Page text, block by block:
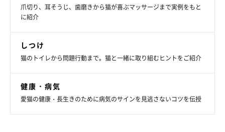
ジャパニーズ・ボブテイルは、招き猫のモデルともいわれてお
れている唯一の「純血種の日本猫」
クールな魅力も備えている猫種
爪切り、耳そうじ、歯磨きから猫が喜ぶマッサージまで実例をもと
に紹介
しつけ
猫のトイレから問題行動まで。猫と一緒に取り組むヒントをご紹介
健康・病気
愛猫の健康・長生きのために病気のサインを見逃さないコツを伝授